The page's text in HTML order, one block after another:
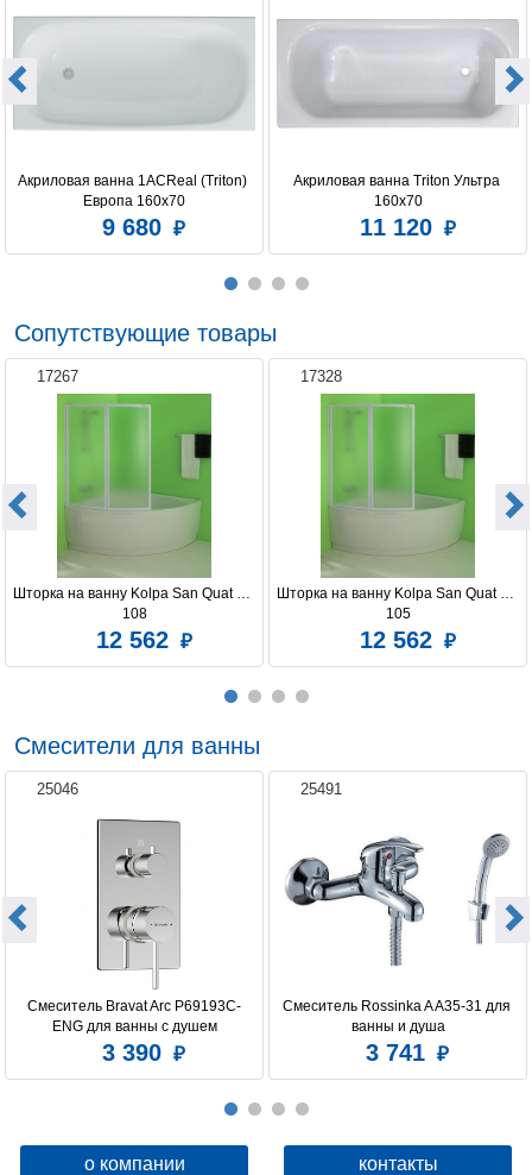
Акриловая ванна 1ACReal (Triton)
Европа 160x70
9 680
Акриловая ванна Triton Ультра
160x70
11 120
Сопутствующие товары
17267
Шторка на ванну Kolpa San Quat TP
108
12 562
17328
Шторка на ванну Kolpa San Quat TP
105
12 562
Смесители для ванны
25046
Смеситель Bravat Arc P69193C-
ENG для ванны с душем
3 390
25491
Смеситель Rossinka A A35-31 для
ванны и душа
3 741
о компании контакты